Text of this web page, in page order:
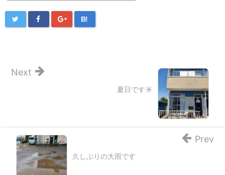
B!
夏日です☀
Next
久しぶりの大雨です
Prev